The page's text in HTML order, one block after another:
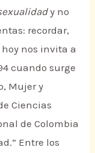
y no
recordar,
nos invita a
cuando surge
Mujer y
Ciencias
de Colombia
Entre los